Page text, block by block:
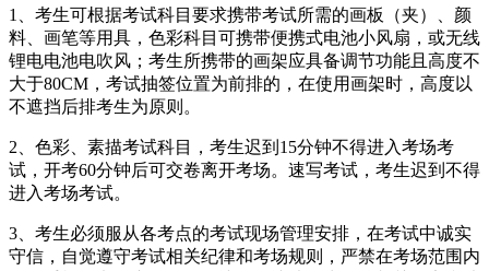
1、考生可根据考试科目要求携带考试所需的画板（夹）、颜
料、画笔等用具，色彩科目可携带便携式电池小风扇，或无线
锂电电池电吹风；考生所携带的画架应具备调节功能且高度不
大于80CM，考试抽签位置为前排的，在使用画架时，高度以
不遮挡后排考生为原则。
2、色彩、素描考试科目，考生迟到15分钟不得进入考场考
试，开考60分钟后可交卷离开考场。速写考试，考生迟到不得
进入考场考试。
3、考生必须服从各考点的考试现场管理安排，在考试中诚实
守信，自觉遵守考试相关纪律和考场规则，严禁在考场范围内